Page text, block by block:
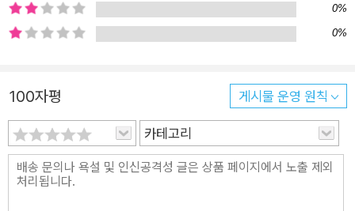
단히 노력해왔다. 티브이, 유튜브 채널에 출연하며 강연을 하고
과학서를 출간했다. 『과학산문』은 우리가 잘 알지 못했던 그들의
자가 주고받은 글로 이루어져 있다. 28편의 편지 혹은 일기 또는
수필에서 김상욱과 심채경은 납작하게 고정된 ‘과학자’의 전형적
모습을 살짝 벗어난다. 교수와 박사, 물리학자와 천문학자라는 호
칭은 잠시 접어두자. 이 책에서 둘은 서로를 ‘상욱님’과 ‘채경
님’으로 칭한다. 김상욱은 국수를 좋아한다. 1차원이라 더 좋다고
0%
0%
100자평 게시물 운영 원칙
카테고리